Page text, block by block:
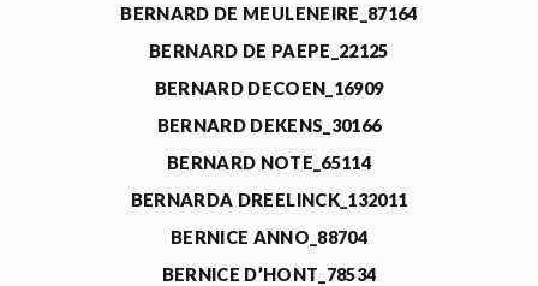
BERNARD DE MEULENEIRE_87164
BERNARD DE PAEPE_22125
BERNARD DECOEN_16909
BERNARD DEKENS_30166
BERNARD NOTE_65114
BERNARDA DREELINCK_132011
BERNICE ANNO_88704
BERNICE D’HONT_78534